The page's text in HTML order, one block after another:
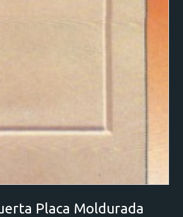
Placa Moldurada